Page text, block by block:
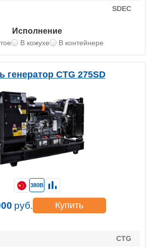
SDEC
Исполнение
В кожухе В контейнере
генератор CTG 275SD
CTG
380В
руб. Купить